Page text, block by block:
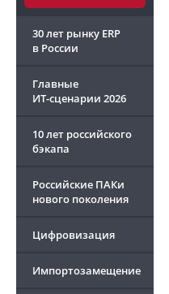
30 лет рынку ERP
в России
Главные
ИТ-сценарии 2026
10 лет российского
бэкапа
Российские ПАКи
нового поколения
Цифровизация
Импортозамещение